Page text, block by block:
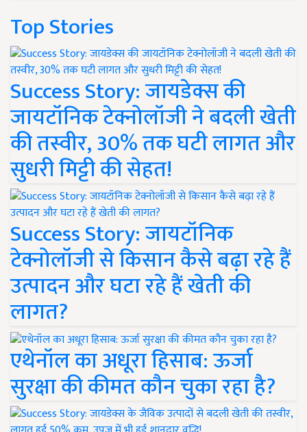
Top Stories
Success Story: जायडेक्स की
जायटॉनिक टेक्नोलॉजी ने बदली खेती
की तस्वीर, 30% तक घटी लागत और
सुधरी मिट्टी की सेहत!
Success Story: जायटॉनिक
टेक्नोलॉजी से किसान कैसे बढ़ा रहे हैं
उत्पादन और घटा रहे हैं खेती की
लागत?
एथेनॉल का अधूरा हिसाब: ऊर्जा
सुरक्षा की कीमत कौन चुका रहा है?